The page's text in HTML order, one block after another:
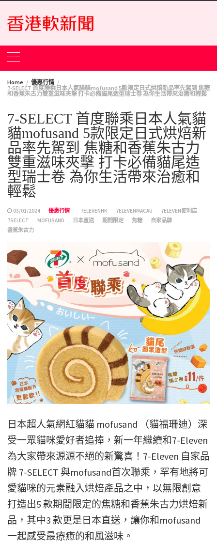
Skip
content
Home
優惠行情
7-SELECT 首度聯乘日本人氣貓貓mofusand 5款限定日式烘焙新品率先駕到 焦糖
和香蕉朱古力雙重滋味夾擊 打卡必備貓尾造型瑞士卷 為你生活帶來治癒和輕鬆
7-SELECT 首度聯乘日本人氣貓
貓mofusand 5款限定日式烘焙新
品率先駕到 焦糖和香蕉朱古力
雙重滋味夾擊 打卡必備貓尾造
型瑞士卷 為你生活帶來治癒和
輕鬆
03/01/2024 優惠行情 7ELEVENHK 7ELEVENMACAU
7ELEVEN便利店
7SELECT
MOFUSAND 日本直送 期間限定 焦糖
自家品牌
香蕉朱古力
日本超人氣網紅貓貓 mofusand （貓福珊迪）深
受一眾貓咪愛好者追捧，新一年繼續和7-Eleven
為大家帶來源源不絕的新驚喜！7-Eleven 自家品
牌 7-SELECT 與mofusand首次聯乘，罕有地將可
愛貓咪的元素融入烘焙產品之中，以無限創意
打造出5 款期間限定的焦糖和香蕉朱古力烘焙新
品，其中3 款更是日本直送，讓你和mofusand
一起感受最療癒的和風滋味。